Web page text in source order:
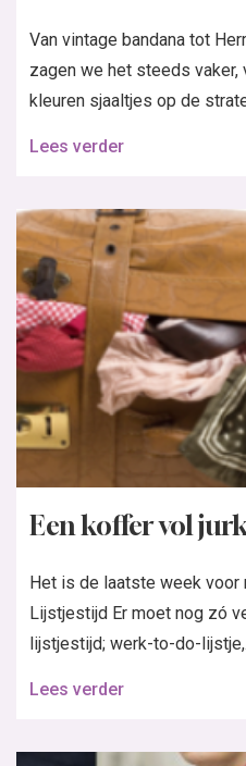
Van vintage bandana tot
zagen we het steeds
kleuren sjaaltjes op de
Lees verder
Een koffer vol
Het is de laatste week voor
Lijstjestijd Er moet nog zó
lijstjestijd; werk-to-do-
Lees verder